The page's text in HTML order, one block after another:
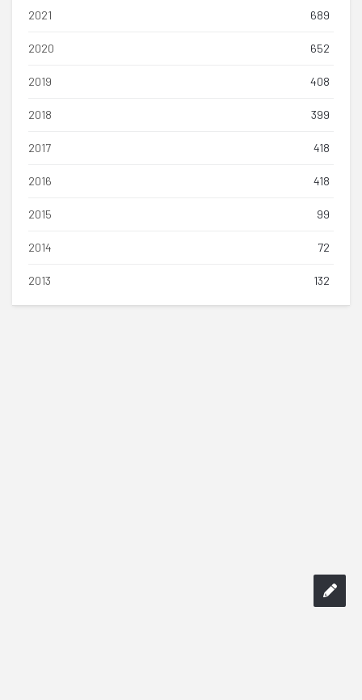
2021 689
2020 652
2019 408
2018 399
2017 418
2016 418
2015 99
2014 72
2013 132